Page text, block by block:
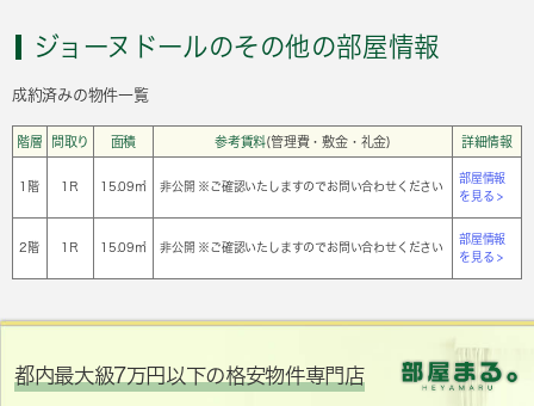
ジョーヌドールのその他の部屋情報
成約済みの物件一覧
階層 間取り 面積 参考賃料(管理費・敷金・礼金) 詳細情報
1階 1Ｒ 15.09㎡ 非公開 ※ご確認いたしますのでお問い合わせください
部屋情報
を見る >
2階 1Ｒ 15.09㎡ 非公開 ※ご確認いたしますのでお問い合わせください
部屋情報
を見る >
都内最大級7万円以下の格安物件専門店